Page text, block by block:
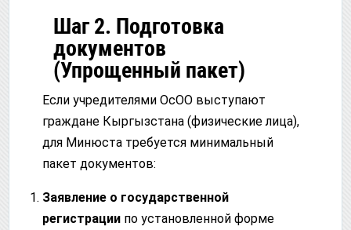
Шаг 2. Подготовка
документов
(Упрощенный пакет)
Если учредителями ОсОО выступают
граждане Кыргызстана (физические лица),
для Минюста требуется минимальный
пакет документов:
Заявление о государственной
регистрации по установленной форме